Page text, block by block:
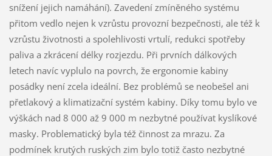
snížení jejich namáhání). Zavedení zmíněného systému
přitom vedlo nejen k vzrůstu provozní bezpečnosti, ale též k
vzrůstu životnosti a spolehlivosti vrtulí, redukci spotřeby
paliva a zkrácení délky rozjezdu. Při prvních dálkových
letech navíc vyplulo na povrch, že ergonomie kabiny
posádky není zcela ideální. Bez problémů se neobešel ani
přetlakový a klimatizační systém kabiny. Díky tomu bylo ve
výškách nad 8 000 až 9 000 m nezbytné používat kyslíkové
masky. Problematický byla též činnost za mrazu. Za
podmínek krutých ruských zim bylo totiž často nezbytné